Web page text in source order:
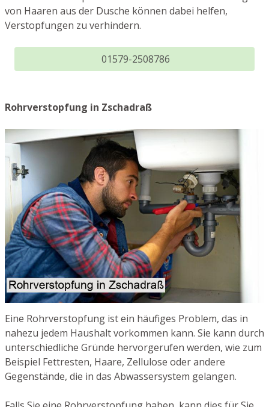
von Haaren aus der Dusche können dabei helfen,
Verstopfungen zu verhindern.
01579-2508786
Rohrverstopfung in Zschadraß
Eine Rohrverstopfung ist ein häufiges Problem, das in
nahezu jedem Haushalt vorkommen kann. Sie kann durch
unterschiedliche Gründe hervorgerufen werden, wie zum
Beispiel Fettresten, Haare, Zellulose oder andere
Gegenstände, die in das Abwassersystem gelangen.